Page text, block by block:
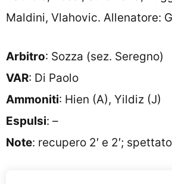
Maldini, Vlahovic. Allenatore:
Arbitro: Sozza (sez. Seregno)
VAR: Di Paolo
Ammoniti: Hien (A), Yildiz (J)
Espulsi: –
Note: recupero 2′ e 2′;